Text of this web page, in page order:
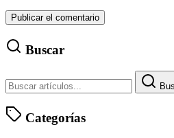
Buscar
Categorías